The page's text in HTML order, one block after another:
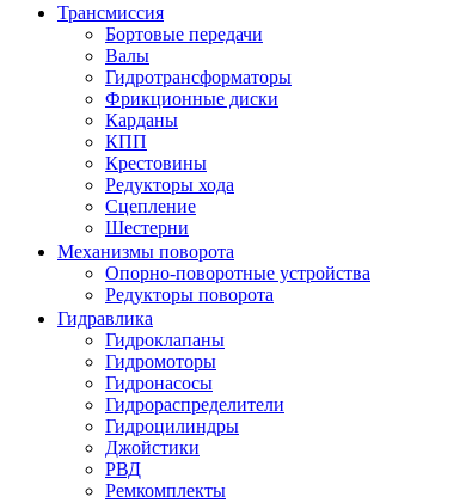
Трансмиссия
Бортовые передачи
Валы
Гидротрансформаторы
Фрикционные диски
Карданы
КПП
Крестовины
Редукторы хода
Сцепление
Шестерни
Механизмы поворота
Опорно-поворотные устройства
Редукторы поворота
Гидравлика
Гидроклапаны
Гидромоторы
Гидронасосы
Гидрораспределители
Гидроцилиндры
Джойстики
РВД
Ремкомплекты